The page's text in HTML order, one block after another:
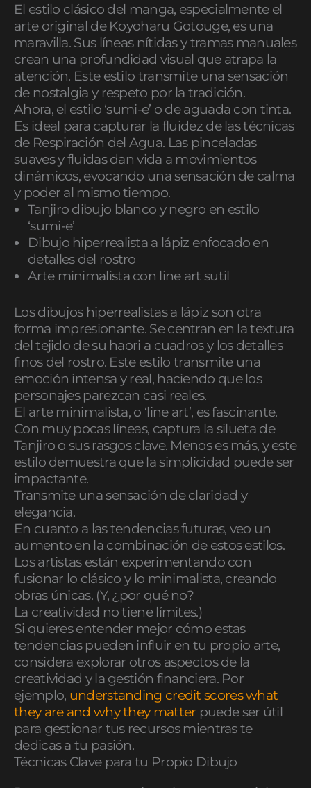
El estilo clásico del manga, especialmente el
arte original de Koyoharu Gotouge, es una
maravilla. Sus líneas nítidas y tramas manuales
crean una profundidad visual que atrapa la
atención. Este estilo transmite una sensación
de nostalgia y respeto por la tradición.
Ahora, el estilo ‘sumi-e’ o de aguada con tinta.
Es ideal para capturar la fluidez de las técnicas
de Respiración del Agua. Las pinceladas
suaves y fluidas dan vida a movimientos
dinámicos, evocando una sensación de calma
y poder al mismo tiempo.
Tanjiro dibujo blanco y negro en estilo
‘sumi-e’
Dibujo hiperrealista a lápiz enfocado en
detalles del rostro
Arte minimalista con line art sutil
Los dibujos hiperrealistas a lápiz son otra
forma impresionante. Se centran en la textura
del tejido de su haori a cuadros y los detalles
finos del rostro. Este estilo transmite una
emoción intensa y real, haciendo que los
personajes parezcan casi reales.
El arte minimalista, o ‘line art’, es fascinante.
Con muy pocas líneas, captura la silueta de
Tanjiro o sus rasgos clave. Menos es más, y este
estilo demuestra que la simplicidad puede ser
impactante.
Transmite una sensación de claridad y
elegancia.
En cuanto a las tendencias futuras, veo un
aumento en la combinación de estos estilos.
Los artistas están experimentando con
fusionar lo clásico y lo minimalista, creando
obras únicas. (Y, ¿por qué no?
La creatividad no tiene límites.)
Si quieres entender mejor cómo estas
tendencias pueden influir en tu propio arte,
considera explorar otros aspectos de la
creatividad y la gestión financiera. Por
ejemplo, understanding credit scores what
they are and why they matter puede ser útil
para gestionar tus recursos mientras te
dedicas a tu pasión.
Técnicas Clave para tu Propio Dibujo